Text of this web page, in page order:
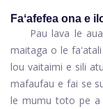
Faʻafefea ona e
Pau lava le
maitaga o le
lou vaitaimi e sili
mafaufau e fai se
le mumu toto pe a